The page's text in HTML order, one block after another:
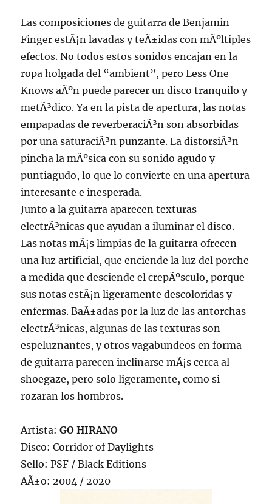
Las composiciones de guitarra de Benjamin
Finger estÃ¡n lavadas y teÃ±idas con mÃºltiples
efectos. No todos estos sonidos encajan en la
ropa holgada del “ambient”, pero Less One
Knows aÃºn puede parecer un disco tranquilo y
metÃ³dico. Ya en la pista de apertura, las notas
empapadas de reverberaciÃ³n son absorbidas
por una saturaciÃ³n punzante. La distorsiÃ³n
pincha la mÃºsica con su sonido agudo y
puntiagudo, lo que lo convierte en una apertura
interesante e inesperada.
Junto a la guitarra aparecen texturas
electrÃ³nicas que ayudan a iluminar el disco.
Las notas mÃ¡s limpias de la guitarra ofrecen
una luz artificial, que enciende la luz del porche
a medida que desciende el crepÃºsculo, porque
sus notas estÃ¡n ligeramente descoloridas y
enfermas. BaÃ±adas por la luz de las antorchas
electrÃ³nicas, algunas de las texturas son
espeluznantes, y otros vagabundeos en forma
de guitarra parecen inclinarse mÃ¡s cerca al
shoegaze, pero solo ligeramente, como si
rozaran los hombros.
Artista:GO HIRANO
Disco: Corridor of Daylights
Sello: PSF / Black Editions
AÃ±o: 2004 / 2020